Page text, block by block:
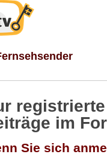
im
Sie sich